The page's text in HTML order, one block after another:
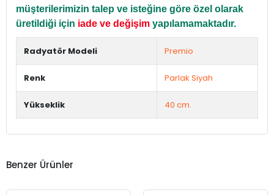
müşterilerimizin talep ve isteğine göre özel olarak
üretildiği için iade ve değişim yapılamamaktadır.
Radyatör Modeli Premio
Renk Parlak Siyah
Yükseklik 40 cm.
Benzer Ürünler